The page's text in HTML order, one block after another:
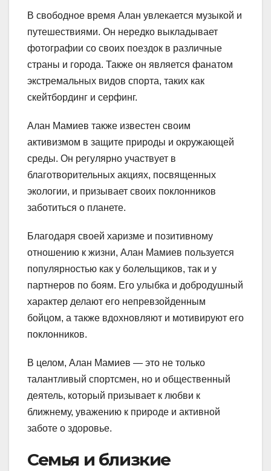
В свободное время Алан увлекается музыкой и
путешествиями. Он нередко выкладывает
фотографии со своих поездок в различные
страны и города. Также он является фанатом
экстремальных видов спорта, таких как
скейтбординг и серфинг.
Алан Мамиев также известен своим
активизмом в защите природы и окружающей
среды. Он регулярно участвует в
благотворительных акциях, посвященных
экологии, и призывает своих поклонников
заботиться о планете.
Благодаря своей харизме и позитивному
отношению к жизни, Алан Мамиев пользуется
популярностью как у болельщиков, так и у
партнеров по боям. Его улыбка и добродушный
характер делают его непревзойденным
бойцом, а также вдохновляют и мотивируют его
поклонников.
В целом, Алан Мамиев — это не только
талантливый спортсмен, но и общественный
деятель, который призывает к любви к
ближнему, уважению к природе и активной
заботе о здоровье.
Семья и близкие